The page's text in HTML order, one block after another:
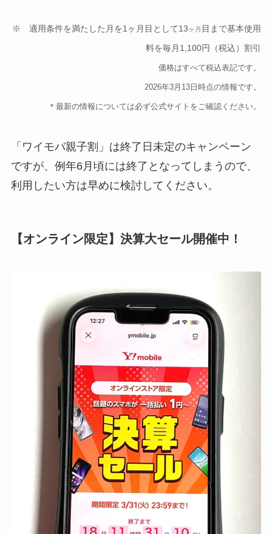
※ 適用条件を満たした月を1ヶ月目として13ヶ月 目まで基本使用
料を毎月1,100円（税込）割引
価格はすべて税込表記です。
2026年3月13日時点の情報です。
＊最新の情報については必ず公式サイトをご確認ください。
「ワイモバ親子割」は終了日未定のキャンペーン
ですが、例年6月頃には終了となってしまうので、
利用したい方は早めに検討してください。
【オンライン限定】決算大セール開催中！